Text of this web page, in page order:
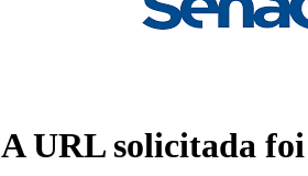
A URL solicitada